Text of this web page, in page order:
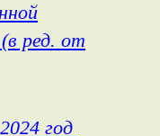
ред. от
год